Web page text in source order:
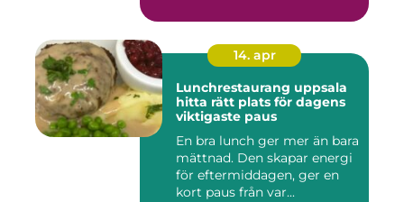
14. apr
Lunchrestaurang uppsala
hitta rätt plats för dagens
viktigaste paus
En bra lunch ger mer än bara
mättnad. Den skapar energi
för eftermiddagen, ger en
kort paus från var...